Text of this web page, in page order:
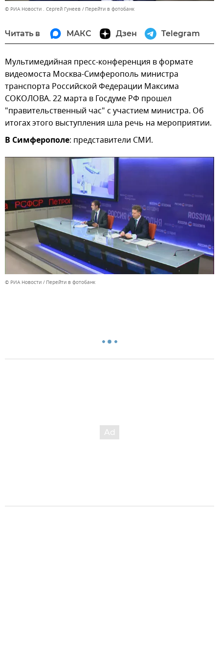
© РИА Новости . Сергей Гунеев Перейти в фотобанк
Читать в МАКС Дзен Telegram
Мультимедийная пресс-конференция в формате
видеомоста Москва-Симферополь министра
транспорта Российской Федерации Максима
СОКОЛОВА. 22 марта в Госдуме РФ прошел
"правительственный час" с участием министра. Об
итогах этого выступления шла речь на мероприятии.
В Симферополе: представители СМИ.
© РИА Новости Перейти в фотобанк